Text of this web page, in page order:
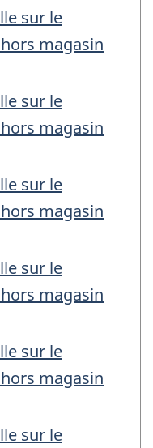
sur le
magasin
sur le
magasin
sur le
magasin
sur le
magasin
sur le
magasin
sur le